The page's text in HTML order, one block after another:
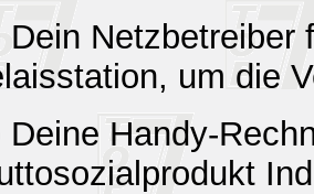
Dein Netzbetreiber
um die
Deine Handy-